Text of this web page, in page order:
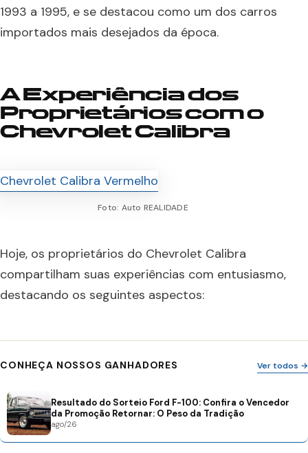
1993 a 1995, e se destacou como um dos carros
importados mais desejados da época.
A Experiência dos
Proprietários com o
Chevrolet Calibra
Foto: Auto REALIDADE
Hoje, os proprietários do Chevrolet Calibra
compartilham suas experiências com entusiasmo,
destacando os seguintes aspectos:
CONHEÇA NOSSOS GANHADORES Ver todos →
Resultado do Sorteio Ford F-100: Confira o Vencedor
da Promoção Retornar: O Peso da Tradição
ago/26